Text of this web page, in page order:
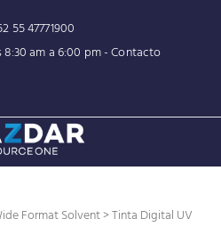
55 47771900
8:30 am a 6:00 pm -Contacto
Format Solvent> Tinta Digital UV